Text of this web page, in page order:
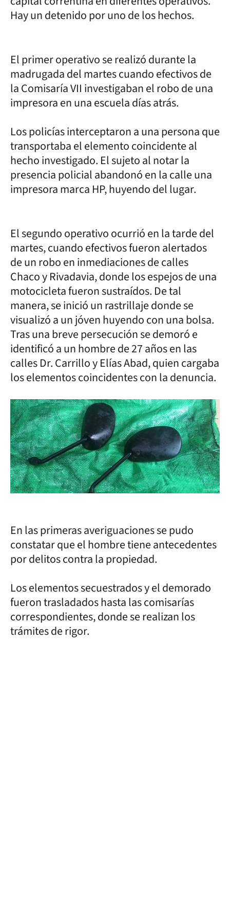
Hay un detenido por uno de los hechos.
El primer operativo se realizó durante la
madrugada del martes cuando efectivos de
la Comisaría VII investigaban el robo de una
impresora en una escuela días atrás.
Los policías interceptaron a una persona que
transportaba el elemento coincidente al
hecho investigado. El sujeto al notar la
presencia policial abandonó en la calle una
impresora marca HP, huyendo del lugar.
El segundo operativo ocurrió en la tarde del
martes, cuando efectivos fueron alertados
de un robo en inmediaciones de calles
Chaco y Rivadavia, donde los espejos de una
motocicleta fueron sustraídos. De tal
manera, se inició un rastrillaje donde se
visualizó a un jóven huyendo con una bolsa.
Tras una breve persecución se demoró e
identificó a un hombre de 27 años en las
calles Dr. Carrillo y Elías Abad, quien cargaba
los elementos coincidentes con la denuncia.
En las primeras averiguaciones se pudo
constatar que el hombre tiene antecedentes
por delitos contra la propiedad.
Los elementos secuestrados y el demorado
fueron trasladados hasta las comisarías
correspondientes, donde se realizan los
trámites de rigor.